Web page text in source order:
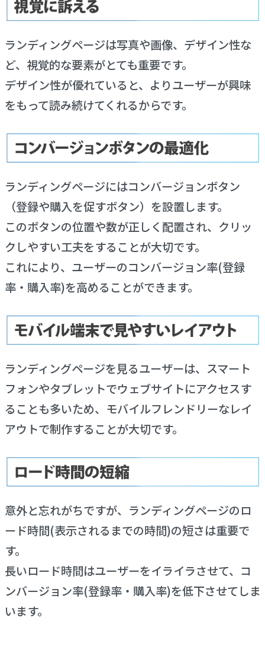
ランディングページは写真や画像、デザイン性な
ど、視覚的な要素がとても重要です。
デザイン性が優れていると、よりユーザーが興味
をもって読み続けてくれるからです。
ランディングページにはコンバージョンボタン
（登録や購入を促すボタン）を設置します。
このボタンの位置や数が正しく配置され、クリッ
クしやすい工夫をすることが大切です。
これにより、ユーザーのコンバージョン率(登録
率・購入率)を高めることができます。
ランディングページを見るユーザーは、スマート
フォンやタブレットでウェブサイトにアクセスす
ることも多いため、モバイルフレンドリーなレイ
アウトで制作することが大切です。
意外と忘れがちですが、ランディングページのロ
ード時間(表示されるまでの時間)の短さは重要で
す。
長いロード時間はユーザーをイライラさせて、コ
ンバージョン率(登録率・購入率)を低下させてしま
います。